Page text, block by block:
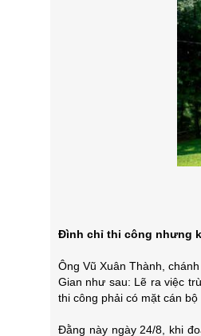
Đình chỉ thi công nhưng
Ông Vũ Xuân Thành,
Gian như sau: Lẽ ra việc
thi công phải có mặt cán
Đằng này ngày 24/8, khi